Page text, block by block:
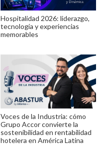
Hospitalidad 2026: liderazgo,
tecnología y experiencias
memorables
Voces de la Industria: cómo
Grupo Accor convierte la
sostenibilidad en rentabilidad
hotelera en América Latina